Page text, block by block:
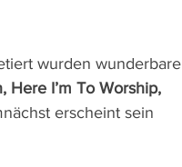
wurden wunderbare
Here I’m To Worship,
erscheint sein